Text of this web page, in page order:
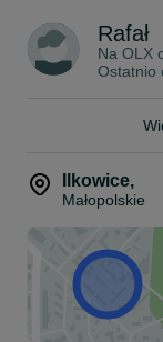
Rafał
Na OLX
Ostatnio
Ilkowice,
Małopolskie